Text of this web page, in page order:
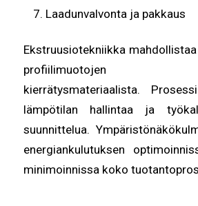
Laadunvalvonta ja pakkaus
Ekstruusiotekniikka
profiilimuotojen
kierrätysmateriaalista.
lämpötilan hallintaa ja
suunnittelua.
energiankulutuksen
minimoinnissa koko